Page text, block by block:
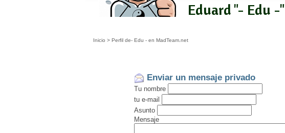
Eduard "- Edu -"
Inicio > Perfil de- Edu - en MadTeam.net
Enviar un mensaje privado
Tu nombre
tu e-mail
Asunto
Mensaje